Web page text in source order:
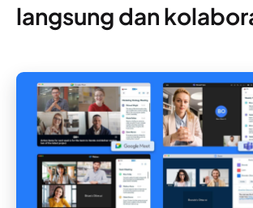
langsung dan